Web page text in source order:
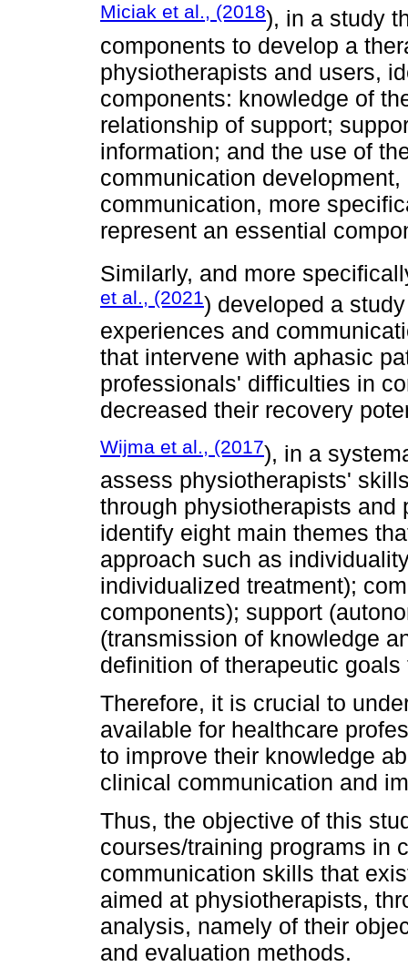
Miciak et al., (2018), in a study
components to develop a
physiotherapists and users,
components: knowledge of
relationship of support;
information; and the use of
communication
communication, more
represent an essential
Similarly, and more
et al., (2021) developed a
experiences and
that intervene with aphasic
professionals' difficulties in
decreased their recovery
Wijma et al., (2017), in a
assess physiotherapists'
through physiotherapists and
identify eight main themes
approach such as
individualized treatment);
components); support
(transmission of knowledge
definition of therapeutic
Therefore, it is crucial to
available for healthcare
to improve their knowledge
clinical communication and
Thus, the objective of this
courses/training programs in
communication skills that
aimed at physiotherapists,
analysis, namely of their
and evaluation methods.